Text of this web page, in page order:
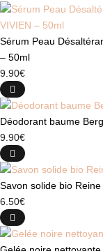
Sérum Peau
– 50ml
9.90€
Déodorant baume
9.90€
Savon solide bio
6.50€